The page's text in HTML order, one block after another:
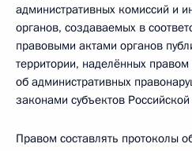
административных комиссий и
органов, создаваемых в
правовыми актами органов
территории, наделённых
об административных
законами субъектов
Правом составлять протоколы